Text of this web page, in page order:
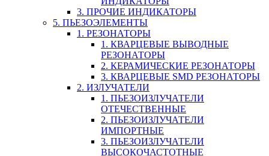
3. ПРОЧИЕ ИНДИКАТОРЫ
5. ПЬЕЗОЭЛЕМЕНТЫ
1. РЕЗОНАТОРЫ
1. КВАРЦЕВЫЕ ВЫВОДНЫЕ
РЕЗОНАТОРЫ
2. КЕРАМИЧЕСКИЕ РЕЗОНАТОРЫ
3. КВАРЦЕВЫЕ SMD РЕЗОНАТОРЫ
2. ИЗЛУЧАТЕЛИ
1. ПЬЕЗОИЗЛУЧАТЕЛИ
ОТЕЧЕСТВЕННЫЕ
2. ПЬЕЗОИЗЛУЧАТЕЛИ
ИМПОРТНЫЕ
3. ПЬЕЗОИЗЛУЧАТЕЛИ
ВЫСОКОЧАСТОТНЫЕ